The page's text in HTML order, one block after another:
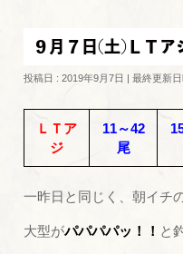
９月７日(土)ＬＴア
投稿日 : 2019年9月7日 最終更新
ＬＴア
ジ
11～42
尾
一昨日と同じく、朝イチ
大型がパパパパッ！！ と